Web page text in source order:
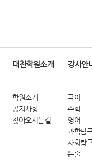
대찬학원소개
학원소개
공지사항
찾아오시는길
강사안
국어
수학
영어
과학탐
사회탐
논술